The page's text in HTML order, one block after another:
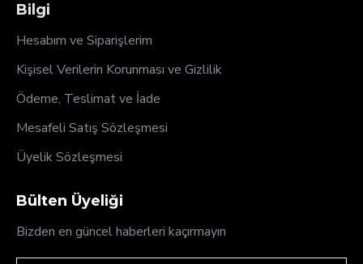
Bilgi
Hesabım ve Siparişlerim
Kişisel Verilerin Korunması ve Gizlilik
Ödeme, Teslimat ve İade
Mesafeli Satış Sözleşmesi
Üyelik Sözleşmesi
Bülten Üyeliği
Bizden en güncel haberleri kaçırmayın